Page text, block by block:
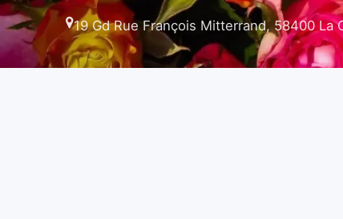
19 Gd Rue François Mitterrand, 58400 La